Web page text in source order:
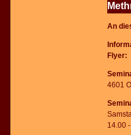
An
4601
14.00